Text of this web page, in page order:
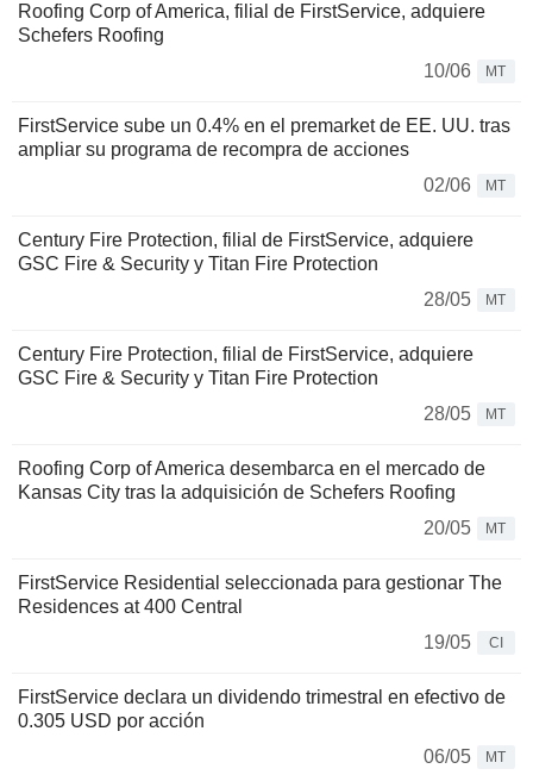
Roofing Corp of America, filial de FirstService, adquiere
Schefers Roofing
10/06
MT
FirstService sube un 0.4% en el premarket de EE. UU. tras
ampliar su programa de recompra de acciones
02/06
MT
Century Fire Protection, filial de FirstService, adquiere
GSC Fire & Security y Titan Fire Protection
28/05
MT
Century Fire Protection, filial de FirstService, adquiere
GSC Fire & Security y Titan Fire Protection
28/05
MT
Roofing Corp of America desembarca en el mercado de
Kansas City tras la adquisición de Schefers Roofing
20/05
MT
FirstService Residential seleccionada para gestionar The
Residences at 400 Central
19/05
CI
FirstService declara un dividendo trimestral en efectivo de
0.305 USD por acción
06/05
MT